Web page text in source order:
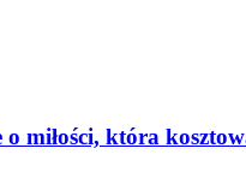
miłości, która